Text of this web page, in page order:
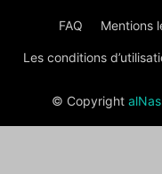
FAQ Mentions
Les conditions
© Copyright